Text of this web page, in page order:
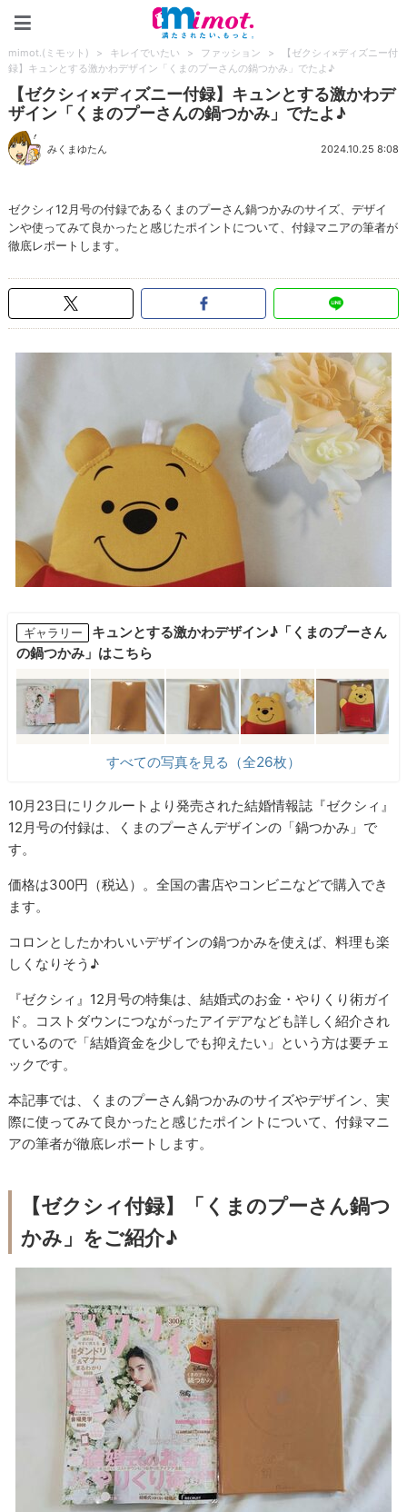
mimot.(ミモット) > キレイでいたい > ファッション >
【ゼクシィ×ディズニー付
録】キュンとする激かわデザイン「くまのプーさんの鍋つかみ」でたよ♪
【ゼクシィ×ディズニー付録】キュンとする激かわデ
ザイン「くまのプーさんの鍋つかみ」でたよ♪
みくまゆたん 2024.10.25 8:08
ゼクシィ12月号の付録であるくまのプーさん鍋つかみのサイズ、デザイ
ンや使ってみて良かったと感じたポイントについて、付録マニアの筆者が
徹底レポートします。
ギャラリー
キュンとする激かわデザイン♪「くまのプーさん
の鍋つかみ」はこちら
すべての写真を見る（全26枚）
10月23日にリクルートより発売された結婚情報誌『ゼクシィ』
12月号の付録は、くまのプーさんデザインの「鍋つかみ」で
す。
価格は300円（税込）。全国の書店やコンビニなどで購入でき
ます。
コロンとしたかわいいデザインの鍋つかみを使えば、料理も楽
しくなりそう♪
『ゼクシィ』12月号の特集は、結婚式のお金・やりくり術ガイ
ド。コストダウンにつながったアイデアなども詳しく紹介され
ているので「結婚資金を少しでも抑えたい」という方は要チェ
ックです。
本記事では、くまのプーさん鍋つかみのサイズやデザイン、実
際に使ってみて良かったと感じたポイントについて、付録マニ
アの筆者が徹底レポートします。
【ゼクシィ付録】「くまのプーさん鍋つ
かみ」をご紹介♪